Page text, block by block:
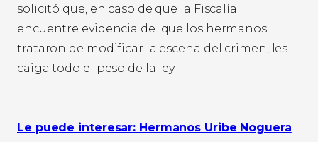
solicitó que, en caso de que la Fiscalía
encuentre evidencia de que los hermanos
trataron de modificar la escena del crimen, les
caiga todo el peso de la ley.
Le puede interesar: Hermanos Uribe Noguera